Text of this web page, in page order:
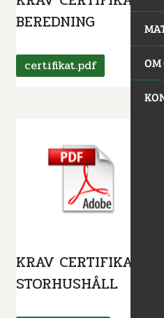
OM
BEREDNING
certifikat.pdf
KRAV CERTIFIKAT -
STORHUSHÅLL